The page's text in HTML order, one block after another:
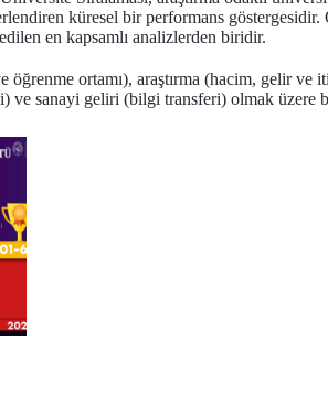
küresel bir performans
en kapsamlı analizlerden biridir.
ortamı), araştırma (hacim, gelir ve
ve sanayi geliri (bilgi transferi) olmak üzere